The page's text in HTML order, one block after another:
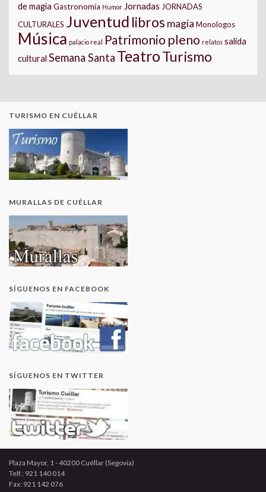
de magia Gastronomía Humor Jornadas JORNADAS
CULTURALES Juventud libros magia Monologos
Música palacio real Patrimonio pleno relatos salida
cultural Semana Santa TeatroTurismo
TURISMO EN CUÉLLAR
MURALLAS DE CUÉLLAR
SÍGUENOS EN FACEBOOK
SÍGUENOS EN TWITTER
Plaza Mayor, 1 - 40200 Cuéllar (Segovia)
Telf.: 921 140 014
Fax: 921 142 076